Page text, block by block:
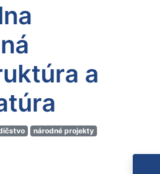
a
národné projekty